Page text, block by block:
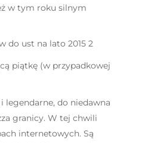
w tym roku silnym
piątkę (w przypadkowej
legendarne, do niedawna
granicy. W tej chwili
internetowych. Są